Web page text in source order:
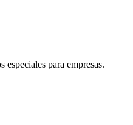
para empresas.